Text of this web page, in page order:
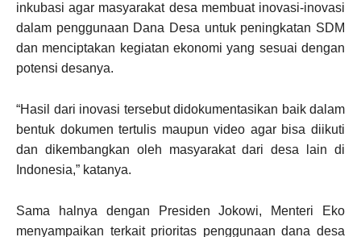
inkubasi agar masyarakat desa membuat inovasi-inovasi
dalam penggunaan Dana Desa untuk peningkatan SDM
dan menciptakan kegiatan ekonomi yang sesuai dengan
potensi desanya.
“Hasil dari inovasi tersebut didokumentasikan baik dalam
bentuk dokumen tertulis maupun video agar bisa diikuti
dan dikembangkan oleh masyarakat dari desa lain di
Indonesia,” katanya.
Sama halnya dengan Presiden Jokowi, Menteri Eko
menyampaikan terkait prioritas penggunaan dana desa